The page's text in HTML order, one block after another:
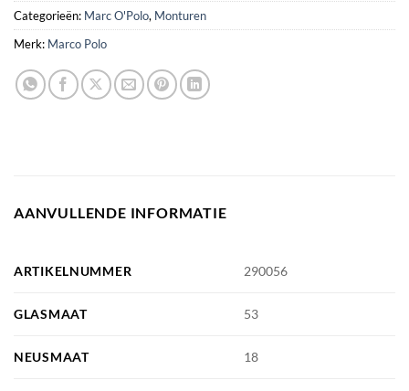
Categorieën: Marc O'Polo, Monturen
Merk: Marco Polo
AANVULLENDE INFORMATIE
ARTIKELNUMMER 290056
GLASMAAT 53
NEUSMAAT 18